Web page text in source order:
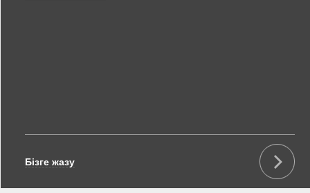
Бізге жазу